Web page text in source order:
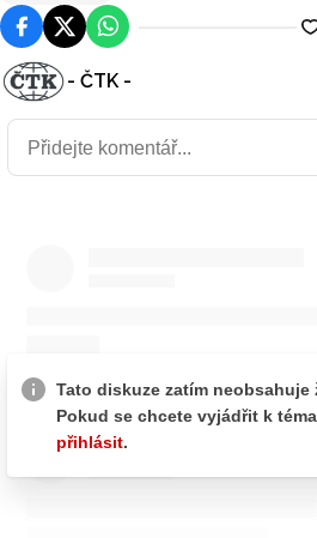
FacebookPlatforma X
WhatsApp
- ČTK -